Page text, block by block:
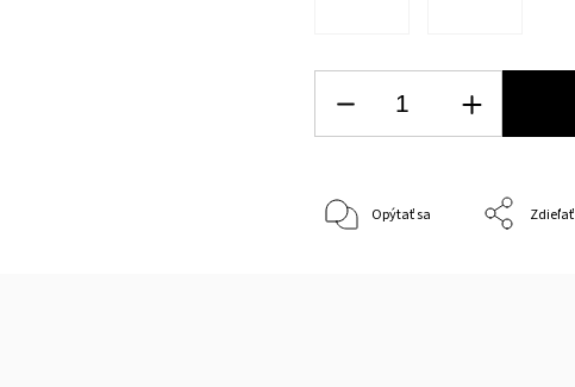
Opýtať sa Zdieľať